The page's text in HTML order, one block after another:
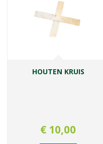
HOUTEN KRUIS
€ 10,00